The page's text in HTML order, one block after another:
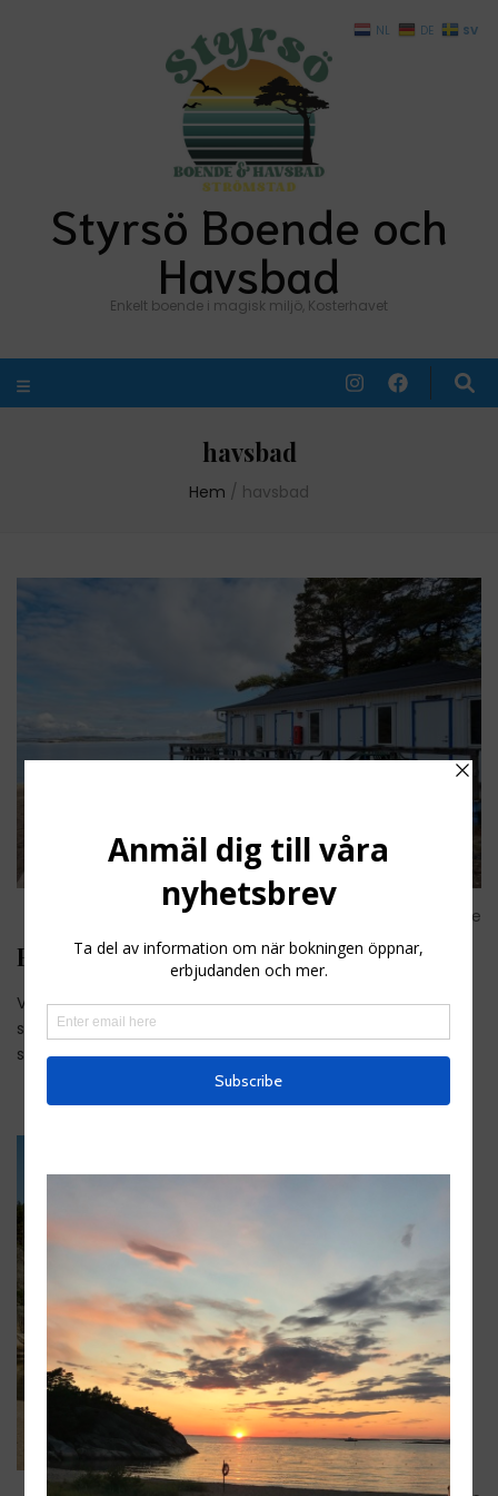
Styrsö Boende och
Havsbad
Enkelt boende i magisk miljö, Kosterhavet
havsbad
Hem / havsbad
Share
Havsnära boende utanför Strömstad
Vandrarhem eller trädsvit – oavsett vilket boende du väljer
så har du havsutsikt. Dessutom ligger den fina
sandstranden bara ett stenkast bort.
NL DE SV